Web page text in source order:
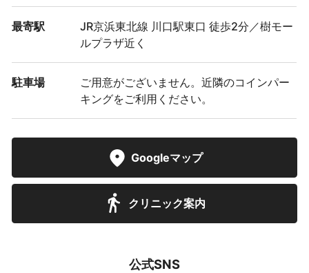
最寄駅
JR京浜東北線 川口駅東口 徒歩2分／樹モー
ルプラザ近く
駐車場
ご用意がございません。近隣のコインパー
キングをご利用ください。
Googleマップ
クリニック案内
公式SNS